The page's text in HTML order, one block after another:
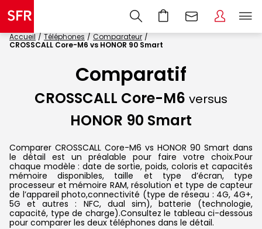
Accueil Téléphones
Comparateur
CROSSCALL Core-M6 vs HONOR 90 Smart
Comparatif
CROSSCALL Core-M6 versus
HONOR 90 Smart
Comparer CROSSCALL Core-M6 vs HONOR 90 Smart dans
le détail est un préalable pour faire votre choix.Pour
chaque modèle : date de sortie, poids, coloris et capacités
mémoire disponibles, taille et type d’écran, type
processeur et mémoire RAM, résolution et type de capteur
de l’appareil photo,connectivité (type de réseau : 4G, 4G+,
5G et autres : NFC, dual sim), batterie (technologie,
capacité, type de charge).Consultez le tableau ci-dessous
pour comparer les deux téléphones dans le détail.